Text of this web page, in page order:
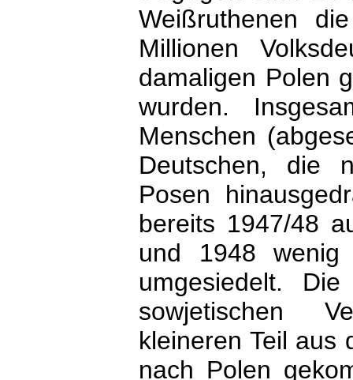
Weißruthenen
Millionen
damaligen Polen
wurden.
Menschen
Deutschen, die
Posen
bereits 1947/48
und 1948
umgesiedelt.
sowjetischen
kleineren Teil aus
nach Polen